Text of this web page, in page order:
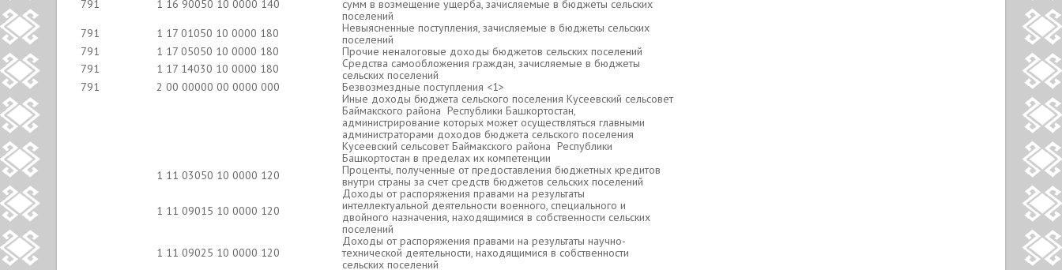
791
1 16 90050 10 0000 140
сумм в возмещение ущерба, зачисляемые в бюджеты сельских
поселений
791
1 17 01050 10 0000 180
Невыясненные поступления, зачисляемые в бюджеты сельских
поселений
791
1 17 05050 10 0000 180
Прочие неналоговые доходы бюджетов сельских поселений
791
1 17 14030 10 0000 180
Средства самообложения граждан, зачисляемые в бюджеты
сельских поселений
791
2 00 00000 00 0000 000
Безвозмездные поступления <1>
Иные доходы бюджета сельского поселения Кусеевский сельсовет
Баймакского района Республики Башкортостан,
администрирование которых может осуществляться главными
администраторами доходов бюджета сельского поселения
Кусеевский сельсовет Баймакского района Республики
Башкортостан в пределах их компетенции
1 11 03050 10 0000 120
Проценты, полученные от предоставления бюджетных кредитов
внутри страны за счет средств бюджетов сельских поселений
1 11 09015 10 0000 120
Доходы от распоряжения правами на результаты
интеллектуальной деятельности военного, специального и
двойного назначения, находящимися в собственности сельских
поселений
1 11 09025 10 0000 120
Доходы от распоряжения правами на результаты научно-
технической деятельности, находящимися в собственности
сельских поселений